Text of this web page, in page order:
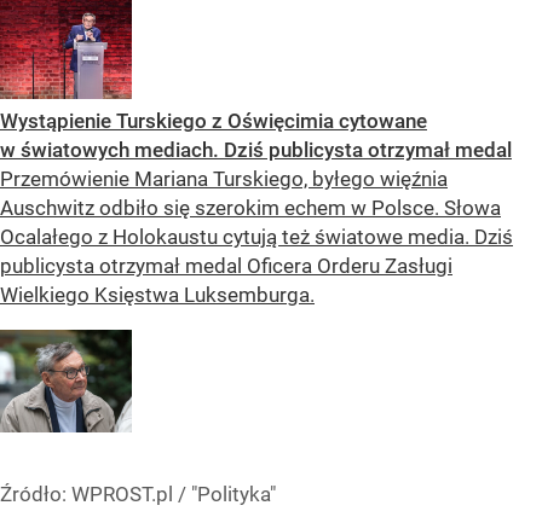
Wystąpienie Turskiego z Oświęcimia cytowane
w światowych mediach. Dziś publicysta otrzymał medal
Przemówienie Mariana Turskiego, byłego więźnia
Auschwitz odbiło się szerokim echem w Polsce. Słowa
Ocalałego z Holokaustu cytują też światowe media. Dziś
publicysta otrzymał medal Oficera Orderu Zasługi
Wielkiego Księstwa Luksemburga.
Źródło: WPROST.pl / "Polityka"